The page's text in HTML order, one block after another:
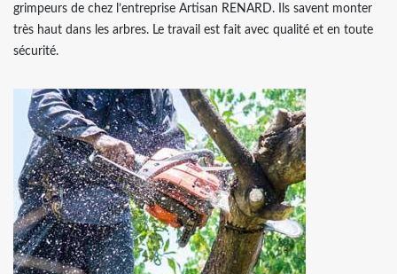
grimpeurs de chez l’entreprise Artisan RENARD. Ils savent monter
très haut dans les arbres. Le travail est fait avec qualité et en toute
sécurité.